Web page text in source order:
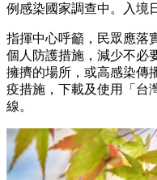
例感染國家調查中。入境
指揮中心呼籲，民眾應落
個人防護措施，減少不必
擁擠的場所，或高感染傳
疫措施，下載及使用「台
線。